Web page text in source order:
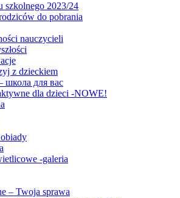
szkolnego 2023/24
do pobrania
nauczycieli
z dzieckiem
школа для вас
dla dzieci -NOWE!
-galeria
– Twoja sprawa